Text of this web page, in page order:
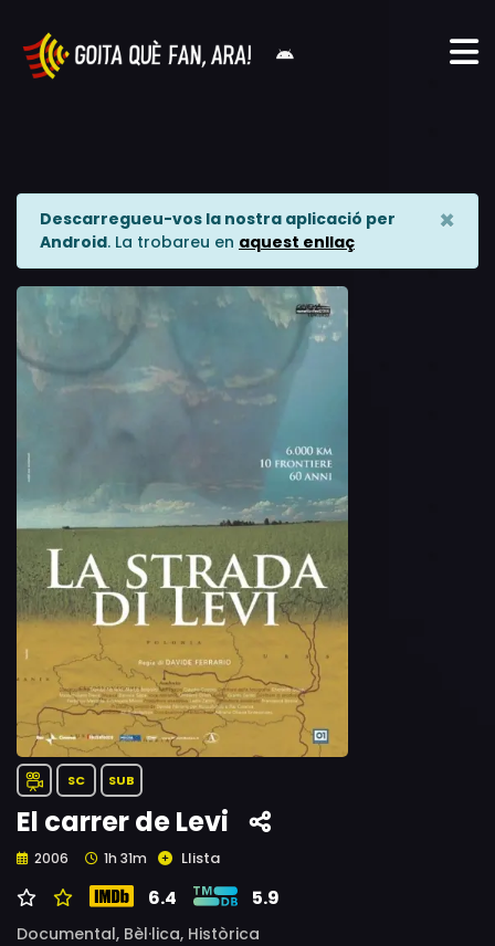
Descarregueu-vos la nostra aplicació per
Android. La trobareu en aquest enllaç
×
SC SUB
El carrer de Levi
2006 1h 31m Llista
6.4 5.9
Documental, Bèl·lica, Històrica